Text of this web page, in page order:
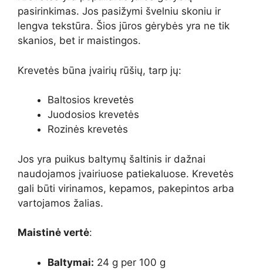
pasirinkimas. Jos pasižymi švelniu skoniu ir
lengva tekstūra. Šios jūros gėrybės yra ne tik
skanios, bet ir maistingos.
Krevetės būna įvairių rūšių, tarp jų:
Baltosios krevetės
Juodosios krevetės
Rozinės krevetės
Jos yra puikus baltymų šaltinis ir dažnai
naudojamos įvairiuose patiekaluose. Krevetės
gali būti virinamos, kepamos, pakepintos arba
vartojamos žalias.
Maistinė vertė:
Baltymai: 24 g per 100 g